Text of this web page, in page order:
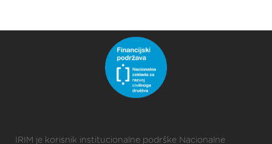
IRIM je korisnik institucionalne podrške Nacionalne